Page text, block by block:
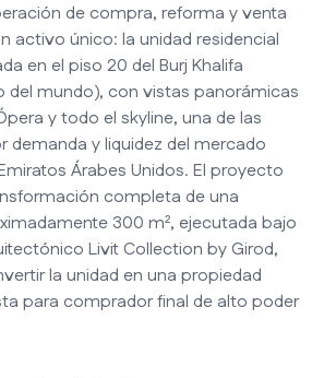
de compra, reforma y venta
activo único: la unidad residencial
en el piso 20 del Burj Khalifa
del mundo), con vistas panorámicas
y todo el skyline, una de las
demanda y liquidez del mercado
Árabes Unidos. El proyecto
completa de una
300 m², ejecutada bajo
Livit Collection by Girod,
la unidad en una propiedad
para comprador final de alto poder